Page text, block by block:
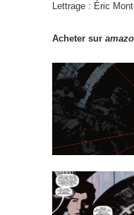
Lettrage : Éric
Acheter sur